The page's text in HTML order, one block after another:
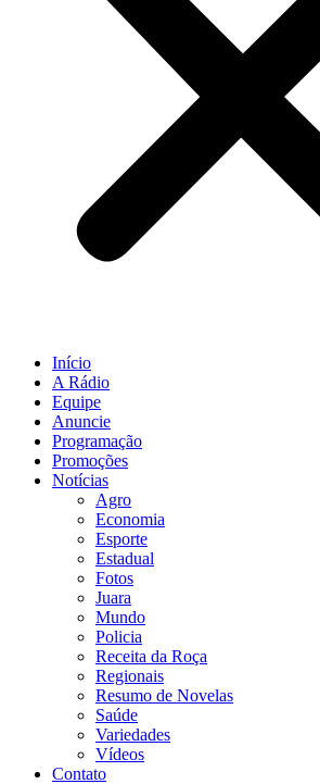
Início
A Rádio
Equipe
Anuncie
Programação
Promoções
Notícias
Agro
Economia
Esporte
Estadual
Fotos
Juara
Mundo
Policia
Receita da Roça
Regionais
Resumo de Novelas
Saúde
Variedades
Vídeos
Contato